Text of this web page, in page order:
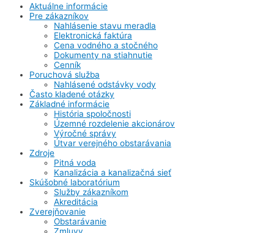
Aktuálne informácie
Pre zákazníkov
Nahlásenie stavu meradla
Elektronická faktúra
Cena vodného a stočného
Dokumenty na stiahnutie
Cenník
Poruchová služba
Nahlásené odstávky vody
Často kladené otázky
Základné informácie
História spoločnosti
Územné rozdelenie akcionárov
Výročné správy
Útvar verejného obstarávania
Zdroje
Pitná voda
Kanalizácia a kanalizačná sieť
Skúšobné laboratórium
Služby zákazníkom
Akreditácia
Zverejňovanie
Obstarávanie
Zmluvy